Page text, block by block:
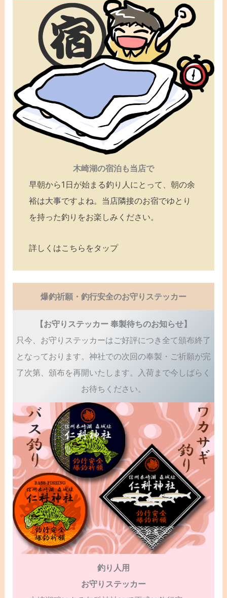
木崎湖の宿泊も当店で
早朝から1日が始まる釣り人にとって、朝の余
裕は大事ですよね。当店隣接のお宿でゆとり
を持った釣りをお楽しみください。
詳しくはこちらをタップ
爆釣祈願・釣行安全のお守りステッカー
【お守りステッカー 奉製待ちのお知らせ】
只今、お守りステッカーはご好評につき全て頒布終了
となっております。神社での次回の奉製・ご祈願が完
了次第、頒布を再開いたします。入荷まで今しばらく
お待ちください。
釣り人用
お守りステッカー